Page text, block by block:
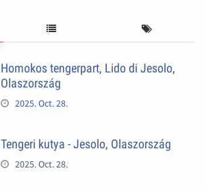
Homokos tengerpart, Lido di Jesolo,
Olaszország
2025. Oct. 28.
Tengeri kutya - Jesolo, Olaszország
2025. Oct. 28.